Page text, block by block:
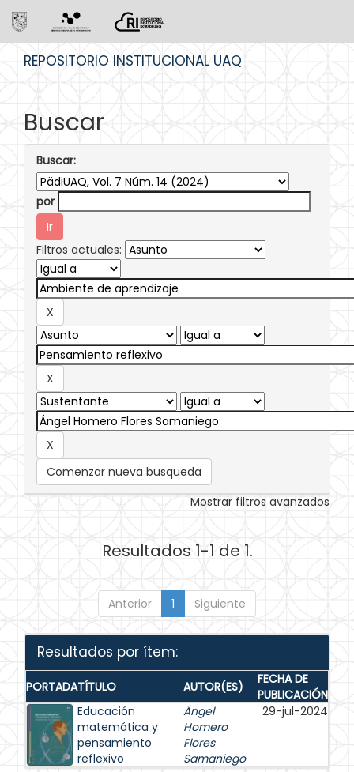
REPOSITORIO INSTITUCIONAL UAQ
Buscar
Buscar:
por
Filtros actuales:
Comenzar nueva busqueda
Mostrar filtros avanzados
Resultados 1-1 de 1.
Anterior 1 Siguiente
Resultados por ítem:
PORTADATÍTULO AUTOR(ES)
FECHA DE
PUBLICACIÓN
Educación
matemática y
pensamiento
reflexivo
Ángel
Homero
Flores
Samaniego
29-jul-2024